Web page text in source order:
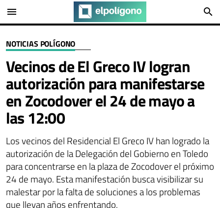
menu search
NOTICIAS POLÍGONO
Vecinos de El Greco IV logran
autorización para manifestarse
en Zocodover el 24 de mayo a
las 12:00
Los vecinos del Residencial El Greco IV han logrado la
autorización de la Delegación del Gobierno en Toledo
para concentrarse en la plaza de Zocodover el próximo
24 de mayo. Esta manifestación busca visibilizar su
malestar por la falta de soluciones a los problemas
que llevan años enfrentando.